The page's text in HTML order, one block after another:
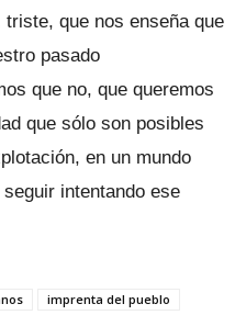
que nos enseña que
pasado
que no, que queremos
que sólo son posibles
en un mundo
intentando ese
imprenta del pueblo